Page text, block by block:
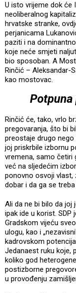
U isto vrijeme dok će
neoliberalnog
hrvatske stranke,
perjanicama
paziti i na
koje neće smjeti
bio sposoban. A
Rinčić – Aleksandar-
kao mostovac.
Potpuna
Rinčić će, tako, vrlo
pregovaranja, što bi
preostaje drugo nego
joj priskrbile izbornu
vremena, samo četiri
već na sljedećim
ponovno osvoji vlast,
dobar i da ga se
Ali da ne bi bilo da
ipak ide u korist. SDP
Gradskom vijeću
ulogu, kao i
kadrovskom
Jedanaest ruku koje,
koliko god
postizborne
u provođenju